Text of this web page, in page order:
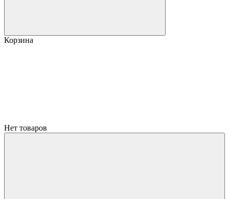
Корзина
Нет товаров